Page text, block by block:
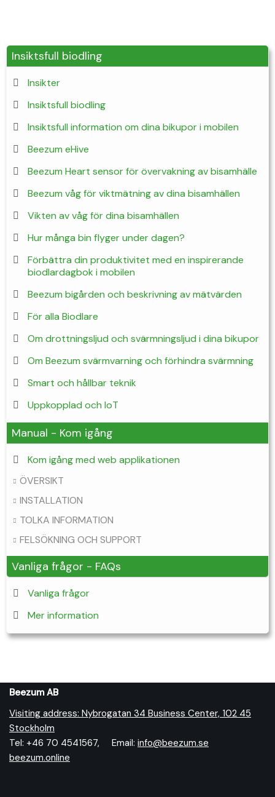
Insiktsfull biodling
Insikter
Insiktsfull biodling
Insiktsfull information om dina bikupor i mobilen
Beezum eHive
Beezum Heart sensor för övervakning av bisamhälle
Beezum våg för viktmätning av dina bisamhällen
Vikten av våg för dina bisamhällen
Hur många bin flyger under dagen?
Förbättra din produktivitet med en inspirerande
biodlardagbok i mobilen
Beezum bigården och beskrivning av mätvärden
För alla Biodlare
Om drottningsljud och svärmningsljud i dina bikupor
Om Beezum svärmvarning och förhindra svärmning
Smart och hållbar teknik
Uppkopplad och IoT
Manual - Kom igång
Kom igång med web applikationen
ÖVERSIKT
INSTALLATION
TOLKA INFORMATION
FELSÖKNING OCH SUPPORT
Vanliga frågor - FAQs
Vanliga frågor
Mer information
Beezum AB
Visiting address: Nybrogatan 34 Business Center, 102 45
Stockholm
Tel: +46 70 4541567, Email: info@beezum.se
beezum.online